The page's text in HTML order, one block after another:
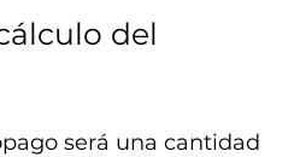
del
será una cantidad